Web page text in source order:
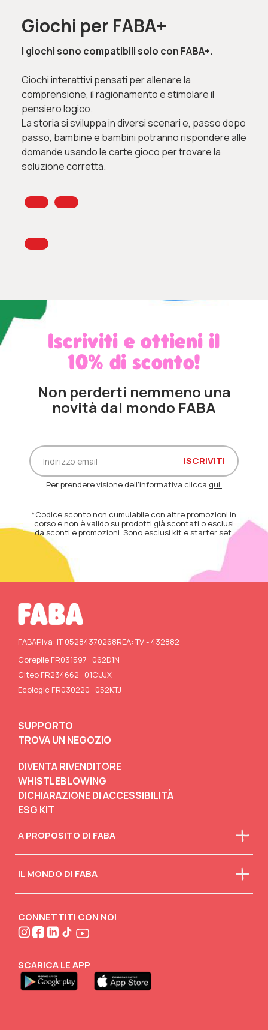
Giochi per FABA+
I giochi sono compatibili solo con FABA+.
Giochi interattivi pensati per allenare la
comprensione, il ragionamento e stimolare il
pensiero logico.
La storia si sviluppa in diversi scenari e, passo dopo
passo, bambine e bambini potranno rispondere alle
domande usando le carte gioco per trovare la
soluzione corretta.
Iscriviti e ottieni il
10% di sconto!
Non perderti nemmeno una
novità dal mondo FABA
Per prendere visione dell'informativa clicca qui.
*Codice sconto non cumulabile con altre promozioni in
corso e non è valido su prodotti già scontati o esclusi
da sconti e promozioni. Sono esclusi kit e starter set.
FABAP.Iva: IT 05284370268REA: TV - 432882
Corepile FR031597_062D1N
Citeo FR234662_01CUJX
Ecologic FR030220_052KTJ
SUPPORTO
TROVA UN NEGOZIO
DIVENTA RIVENDITORE
WHISTLEBLOWING
DICHIARAZIONE DI ACCESSIBILITÀ
ESG KIT
A PROPOSITO DI FABA
La nostra mission
Faba in classe
IL MONDO DI FABA
Attività creative
FABA•BLOG
CONNETTITI CON NOI
SCARICA LE APP